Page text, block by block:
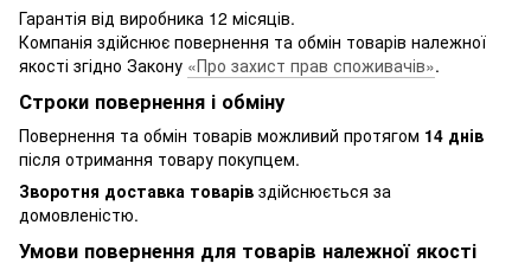
Гарантія від виробника 12 місяців.
Компанія здійснює повернення та обмін товарів належної
якості згідно Закону «Про захист прав споживачів».
Строки повернення і обміну
Повернення та обмін товарів можливий протягом 14 днів
після отримання товару покупцем.
Зворотня доставка товарів здійснюється за
домовленістю.
Умови повернення для товарів належної якості